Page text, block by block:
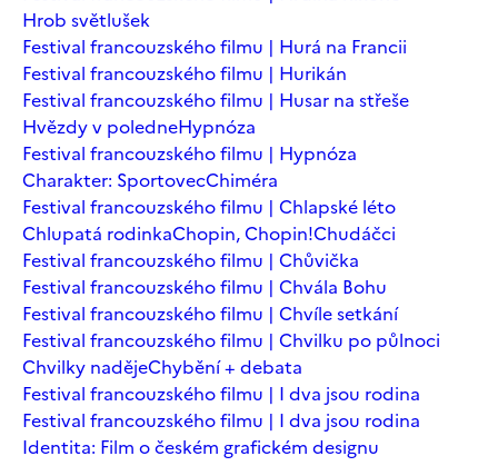
Hrob světlušek
Festival francouzského filmu | Hurá na Francii
Festival francouzského filmu | Hurikán
Festival francouzského filmu | Husar na střeše
Hvězdy v poledneHypnóza
Festival francouzského filmu | Hypnóza
Charakter: SportovecChiméra
Festival francouzského filmu | Chlapské léto
Chlupatá rodinkaChopin, Chopin!Chudáčci
Festival francouzského filmu | Chůvička
Festival francouzského filmu | Chvála Bohu
Festival francouzského filmu | Chvíle setkání
Festival francouzského filmu | Chvilku po půlnoci
Chvilky nadějeChybění + debata
Festival francouzského filmu | I dva jsou rodina
Festival francouzského filmu | I dva jsou rodina
Identita: Film o českém grafickém designu